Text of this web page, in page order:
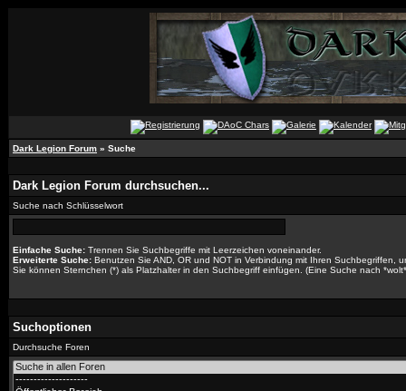
Dark Legion Forum » Suche
Dark Legion Forum durchsuchen...
Suche nach Schlüsselwort
Einfache Suche: Trennen Sie Suchbegriffe mit Leerzeichen voneinander.
Erweiterte Suche: Benutzen Sie AND, OR und NOT in Verbindung mit Ihren Suchbegriffen,
Sie können Sternchen (*) als Platzhalter in den Suchbegriff einfügen. (Eine Suche nach
Suchoptionen
Durchsuche Foren